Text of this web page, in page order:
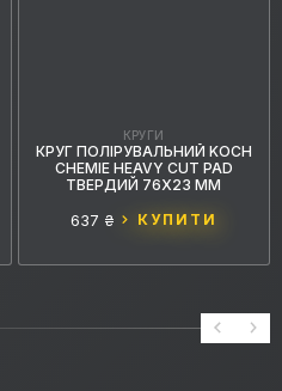
КРУГИ
КРУГ ПОЛІРУВАЛЬНИЙ KOCH
CHEMIE HEAVY CUT PAD
ТВЕРДИЙ 76X23 ММ
637 ₴ КУПИТИ